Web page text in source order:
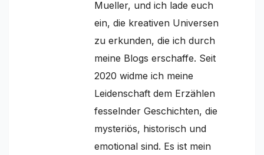
Mueller, und ich lade euch
ein, die kreativen Universen
zu erkunden, die ich durch
meine Blogs erschaffe. Seit
2020 widme ich meine
Leidenschaft dem Erzählen
fesselnder Geschichten, die
mysteriös, historisch und
emotional sind. Es ist mein